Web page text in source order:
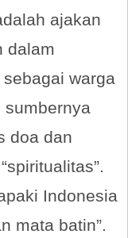
ajakan
dalam
warga
sumbernya
doa dan
Indonesia
mata batin”.